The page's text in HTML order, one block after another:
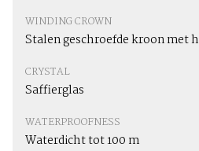
WINDING CROWN
Stalen geschroefde kroon met
CRYSTAL
Saffierglas
WATERPROOFNESS
Waterdicht tot 100 m